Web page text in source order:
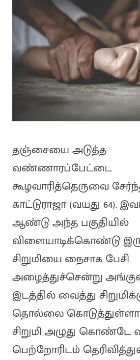
தஞ்சையை அடுத்த
வண்ணாரப்பேட்டை
கூழவாரித்தெருவை
காட்டுராஜா (வயது 64).
ஆண்டு அந்த பகுதியில்
விளையாடிக்கொண்டு
சிறுமியை நைசாக பேசி
அழைத்துச்சென்று
இடத்தில் வைத்து
தொல்லை
சிறுமி அழுது கொண்டே
பெற்றோரிடம்